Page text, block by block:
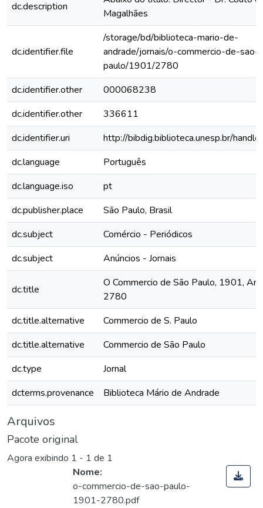
dc.description
Magalhães
dc.identifier.file
/storage/bd/biblioteca-mario-de-
andrade/jornais/o-commercio-de-sao-
paulo/1901/2780
dc.identifier.other
000068238
dc.identifier.other
336611
dc.identifier.uri
http://bibdig.biblioteca.unesp.br/
dc.language
Português
dc.language.iso
pt
dc.publisher.place
São Paulo, Brasil
dc.subject
Comércio - Periódicos
dc.subject
Anúncios - Jornais
dc.title
O Commercio de São Paulo, 1901,
2780
dc.title.alternative
Commercio de S. Paulo
dc.title.alternative
Commercio de São Paulo
dc.type
Jornal
dcterms.provenance
Biblioteca Mário de Andrade
Arquivos
Pacote original
Agora exibindo 1 - 1 de 1
Nome:
o-commercio-de-sao-paulo-
1901-2780.pdf